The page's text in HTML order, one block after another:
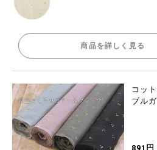
商品を詳しく見る
コッ
ブル
891円